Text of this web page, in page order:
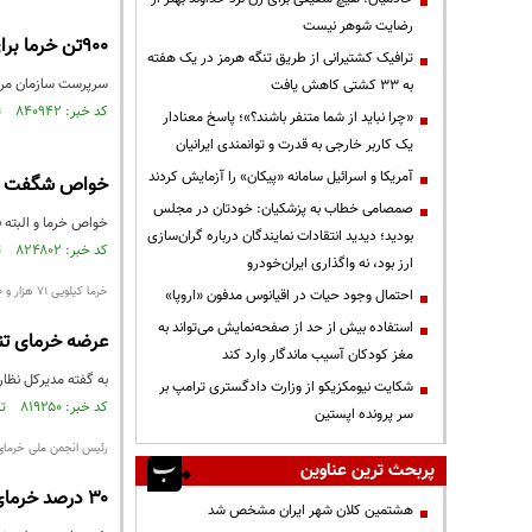
۹۰۰تن خرما برای تنظیم بازار ماه رمضان ذخیره شد
سرپرست سازمان مرکزی تعاون روستایی
کد خبر: ۸۴۰۹۴۲ تاریخ انتشار : ۱۴۰۲/۱۱/۲۸
خواص شگفت‌
خواص خرما و البته
کد خبر: ۸۲۴۸۰۲ تاریخ انتشار : ۱۴۰۲/۰۳/۲۹
خرما کیلویی ۷۱ هزار و ۴۰۰ تومان
عرضه خرمای
به گفته مدیرکل
کد خبر: ۸۱۹۲۵۰ تاریخ انتشار : ۱۴۰۲/۰۱/۰۳
رئیس انجمن ملی
۳۰ درصد خرمای تولید کشور صادر می‌شود
رضایت شوهر نیست
ترافیک کشتیرانی از طریق تنگه هرمز در یک هفته
به ۳۳ کشتی کاهش یافت
«چرا نباید از شما متنفر باشند؟»؛ پاسخ معنادار
یک کاربر خارجی به قدرت و توانمندی ایرانیان
آمریکا و اسرائیل سامانه «پیکان» را آزمایش کردند
صمصامی خطاب به پزشکیان: خودتان در مجلس
بودید؛ دیدید انتقادات نمایندگان درباره گران‌سازی
ارز بود، نه واگذاری ایران‌خودرو
احتمال وجود حیات در اقیانوس مدفون «اروپا»
استفاده بیش از حد از صفحه‌نمایش می‌تواند به
مغز کودکان آسیب ماندگار وارد کند
شکایت نیومکزیکو از وزارت دادگستری ترامپ بر
سر پرونده اپستین
پربحث ترین عناوین
هشتمین کلان شهر ایران مشخص شد